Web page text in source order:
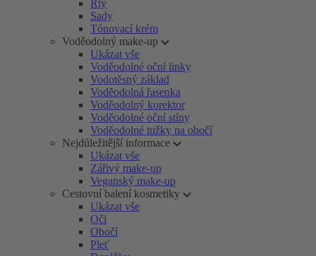
Rty
Sady
Tónovací krém
Voděodolný make-up
Ukázat vše
Voděodolné oční linky
Vodotěsný základ
Voděodolná řasenka
Voděodolný korektor
Voděodolné oční stíny
Voděodolné tužky na obočí
Nejdůležitější informace
Ukázat vše
Zářivý make-up
Veganský make-up
Cestovní balení kosmetiky
Ukázat vše
Oči
Obočí
Pleť